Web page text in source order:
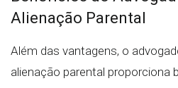
Alienação Parental
Além das vantagens, o
alienação parental proporciona